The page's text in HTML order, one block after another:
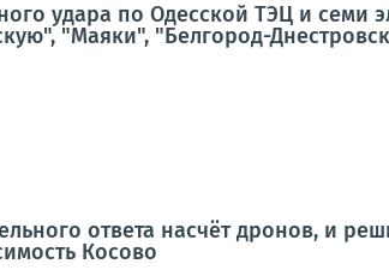
удара по Одесской ТЭЦ и семи
"Маяки", "Белгород-
ответа насчёт дронов, и
Косово